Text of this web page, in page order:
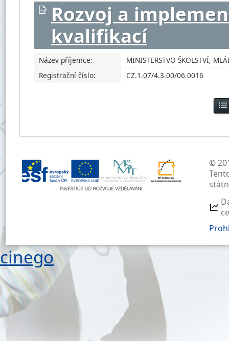
Rozvoj a
kvalifikací
Název příjemce:
MINISTERSTVO ŠKOLSTVÍ,
Registrační číslo:
CZ.1.07/4.3.00/06.0016
©
cinego